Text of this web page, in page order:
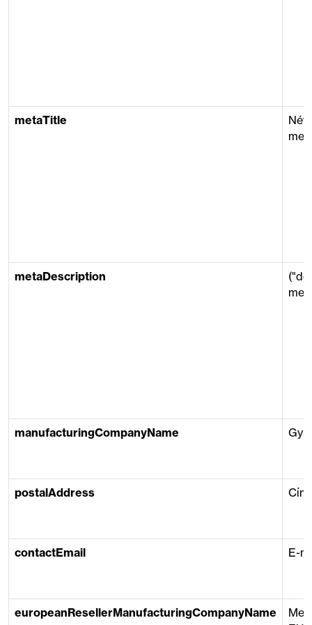
metaTitle
metaDescription
manufacturingCompanyName
postalAddress Cím
contactEmail E-
europeanResellerManufacturingCompanyName